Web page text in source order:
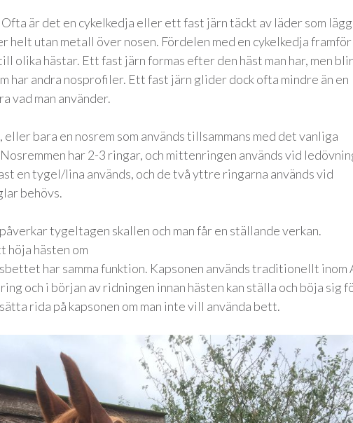
är det en cykelkedja eller ett fast järn täckt av läder som
helt utan metall över nosen. Fördelen med en cykelkedja
olika hästar. Ett fast järn formas efter den häst man har, men blir
har andra nosprofiler. Ett fast järn glider dock ofta mindre än en
vad man använder.
bara en nosrem som används tillsammans med det vanliga
har 2-3 ringar, och mittenringen används vid
en tygel/lina används, och de två yttre ringarna används vid
behövs.
tygeltagen skallen och man får en ställande verkan.
höja hästen om
har samma funktion. Kapsonen används traditionellt inom
och i början av ridningen innan hästen kan ställa och böja sig
rida på kapsonen om man inte vill använda bett.